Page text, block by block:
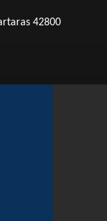
42800